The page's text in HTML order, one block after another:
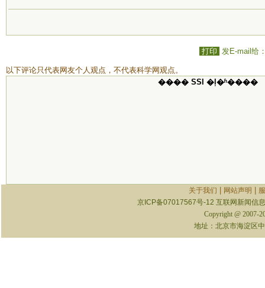
打印 发E-mail给
以下评论只代表网友个人观点，不代表科学网观点。
���� SSI �ļ�ʱ����
关于我们 网站声明
京ICP备07017567号-12 互联网新闻信
Copyright @ 2007-
地址：北京市海淀区